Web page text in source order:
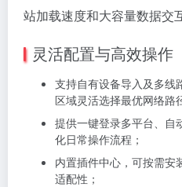
站加载速度和大容量数据交
灵活配置与高效操作
支持自有设备导入及多线
区域灵活选择最优网络路
提供一键登录多平台、自
化日常操作流程；
内置插件中心，可按需安
适配性；